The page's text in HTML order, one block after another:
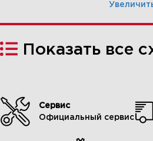
Показать все
Сервис
Официальный сервис